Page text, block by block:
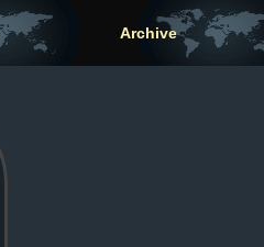
Archive